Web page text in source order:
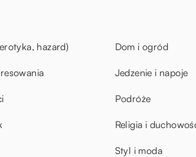
hazard) Dom i ogród
Jedzenie i napoje
Podróże
Religia i
Styl i moda